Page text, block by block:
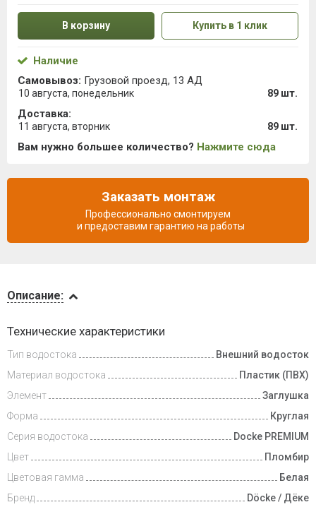
и оплата
Описание:
Технические характеристики
Тип водостока
Внешний водосток
Материал водостока
Пластик (ПВХ)
Элемент
Заглушка
Форма
Круглая
Серия водостока
Docke PREMIUM
Цвет
Пломбир
Цветовая гамма
Белая
Бренд
Döcke / Дёке
В корзину Купить в 1 клик
Наличие
Самовывоз: Грузовой проезд, 13 АД
10 августа, понедельник 89 шт.
Доставка:
11 августа, вторник 89 шт.
Вам нужно большее количество? Нажмите сюда
Заказать монтаж
Профессионально смонтируем
и предоставим гарантию на работы